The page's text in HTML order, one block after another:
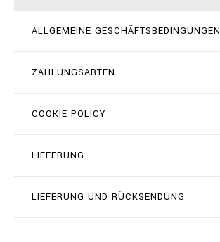
ALLGEMEINE GESCHÄFTSBEDINGUNGEN
ZAHLUNGSARTEN
COOKIE POLICY
LIEFERUNG
LIEFERUNG UND RÜCKSENDUNG